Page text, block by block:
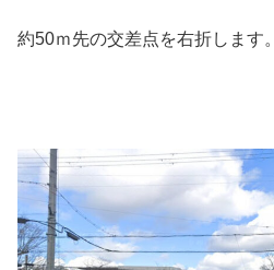
約50ｍ先の交差点を右折します。